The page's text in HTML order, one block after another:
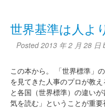
世界基準は人よ
Posted2013 年 2 月 28 日
この本から。 「世界標準」
を見てきた人事のプロが教
と各国（世界標準）の違い
気を読む」ということが重